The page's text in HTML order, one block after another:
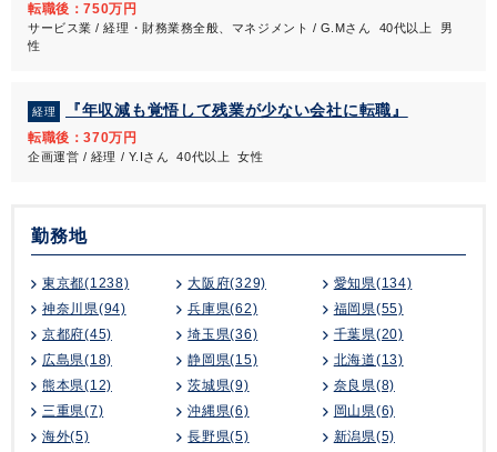
転職後：750万円
サービス業 / 経理・財務業務全般、マネジメント / G.Mさん 40代以上 男
性
経理 『年収減も覚悟して残業が少ない会社に転職』
転職後：370万円
企画運営 / 経理 / Y.Iさん 40代以上 女性
勤務地
東京都(1238) 大阪府(329)
愛知県(134)
神奈川県(94)
兵庫県(62)
福岡県(55)
京都府(45)
埼玉県(36)
千葉県(20)
広島県(18)
静岡県(15)
北海道(13)
熊本県(12)
茨城県(9)
奈良県(8)
三重県(7)
沖縄県(6)
岡山県(6)
海外(5)
長野県(5)
新潟県(5)